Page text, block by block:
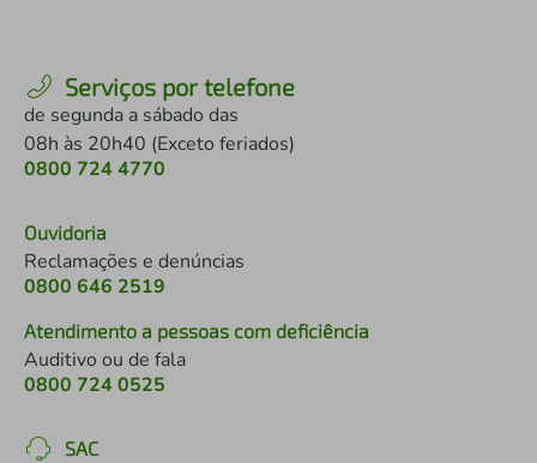
Serviços por telefone
de segunda a sábado das
08h às 20h40 (Exceto feriados)
0800 724 4770
Ouvidoria
Reclamações e denúncias
0800 646 2519
Atendimento a pessoas com deficiência
Auditivo ou de fala
0800 724 0525
SAC